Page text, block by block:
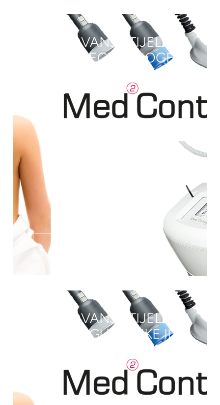
OBLIKOVANJE TIJELA
VELIKE REGIJE (NOGE
ILI STOMAK) PAKET 6+4
GRATIS
SAZNAJ VIŠE
OBLIKOVANJE TIJELA
MALE REGIJE (RUKE ILI
ZADNJICA) PAKET 6+4
GRATIS